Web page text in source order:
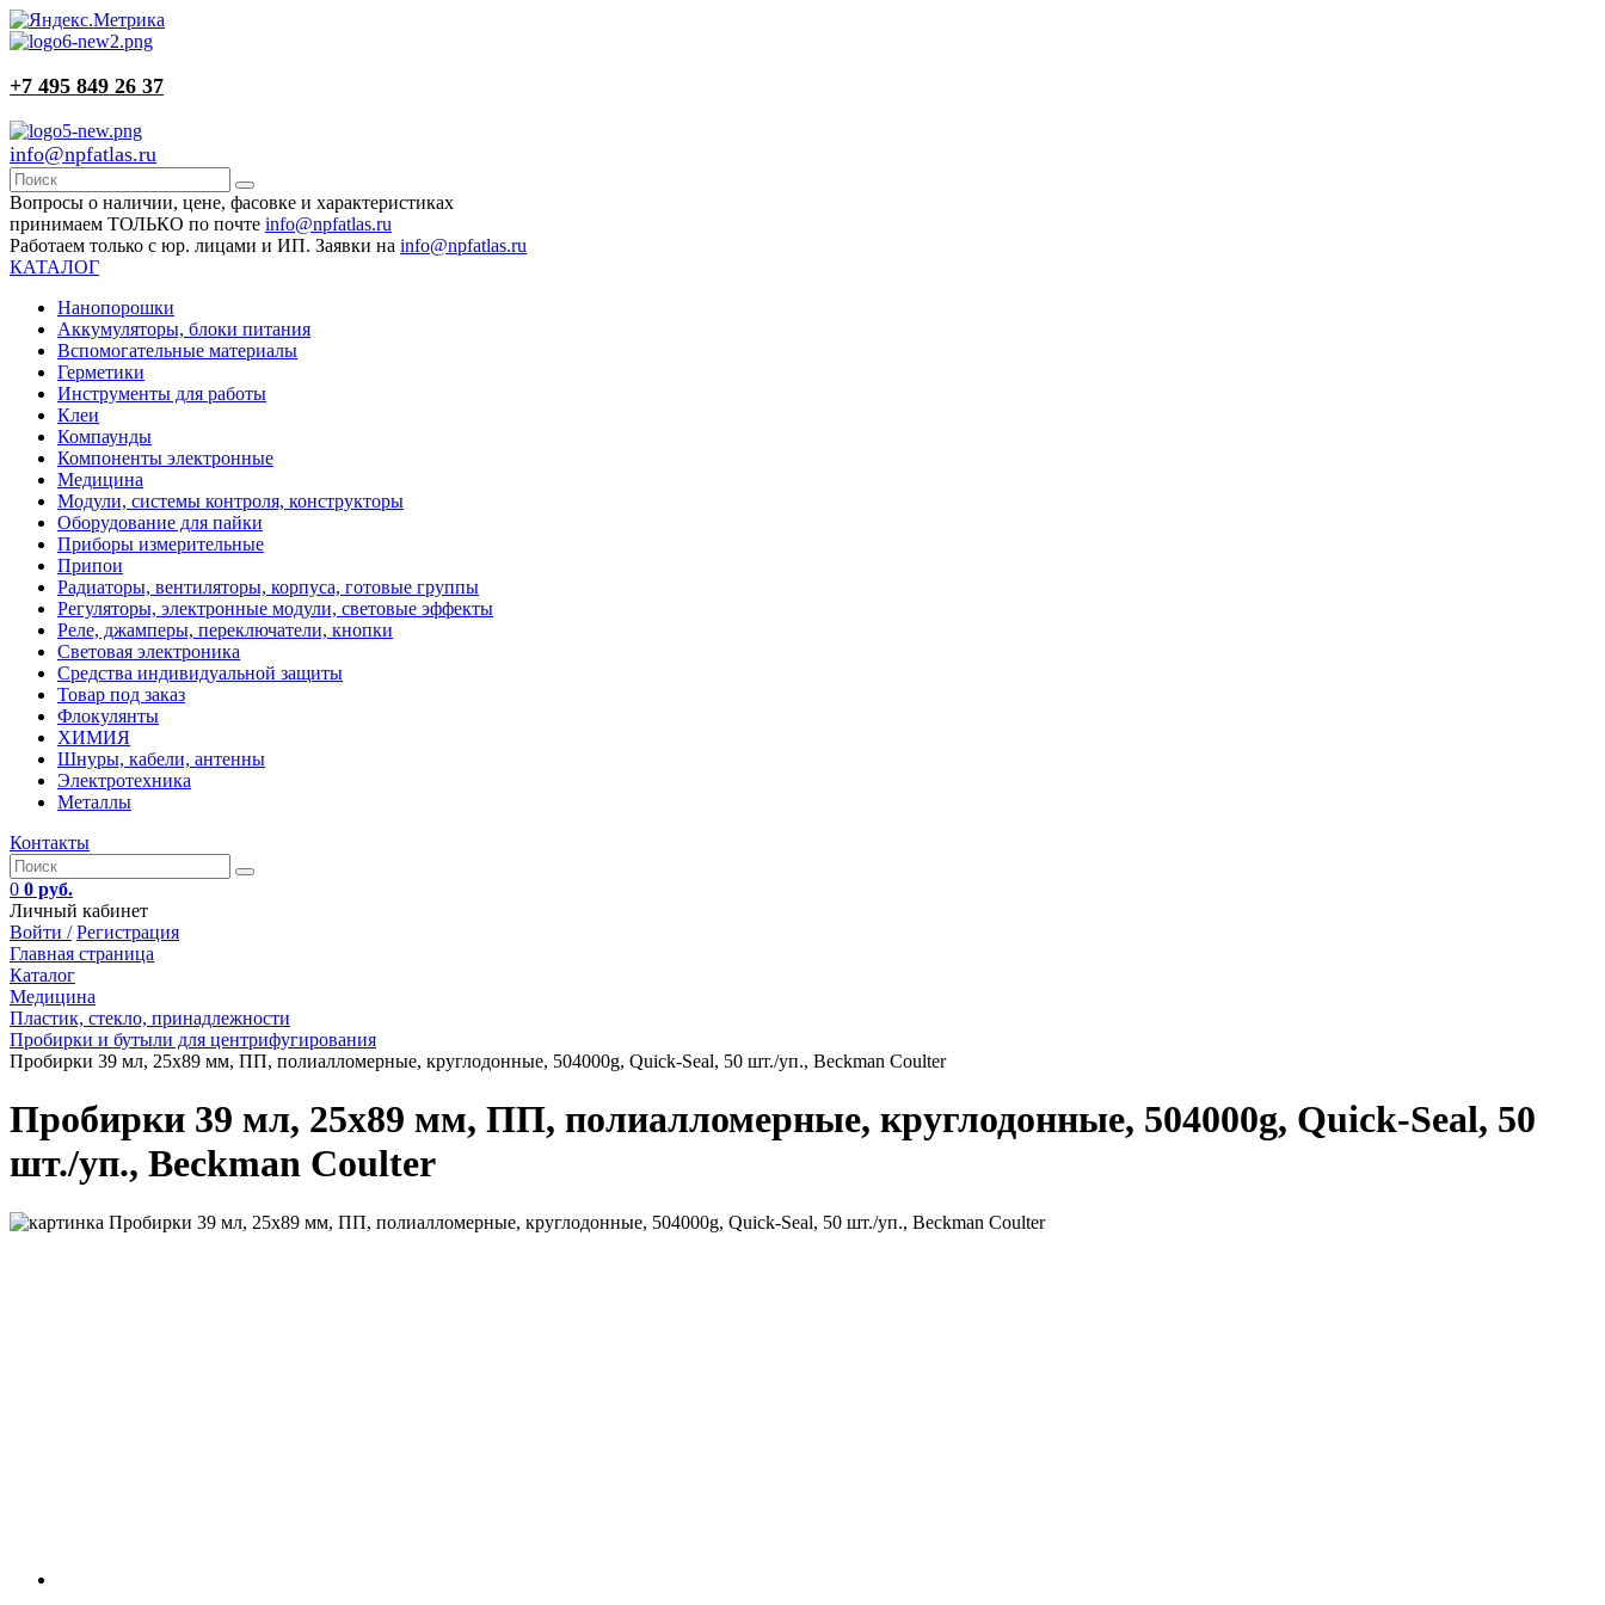
+7 495 849 26 37
info@npfatlas.ru
Вопросы о наличии, цене, фасовке и характеристиках
принимаем ТОЛЬКО по почте info@npfatlas.ru
Работаем только с юр. лицами и ИП. Заявки на info@npfatlas.ru
КАТАЛОГ
Нанопорошки
Аккумуляторы, блоки питания
Вспомогательные материалы
Герметики
Инструменты для работы
Клеи
Компаунды
Компоненты электронные
Медицина
Модули, системы контроля, конструкторы
Оборудование для пайки
Приборы измерительные
Припои
Радиаторы, вентиляторы, корпуса, готовые группы
Регуляторы, электронные модули, световые эффекты
Реле, джамперы, переключатели, кнопки
Световая электроника
Средства индивидуальной защиты
Товар под заказ
Флокулянты
ХИМИЯ
Шнуры, кабели, антенны
Электротехника
Металлы
Контакты
0 0 руб.
Личный кабинет
Войти / Регистрация
Главная страница
Каталог
Медицина
Пластик, стекло, принадлежности
Пробирки и бутыли для центрифугирования
Пробирки 39 мл, 25х89 мм, ПП, полиалломерные, круглодонные, 504000g, Quick-Seal, 50 шт./уп., Beckman Coulter
Пробирки 39 мл, 25х89 мм, ПП, полиалломерные, круглодонные, 504000g, Quick-Seal, 50
шт./уп., Beckman Coulter